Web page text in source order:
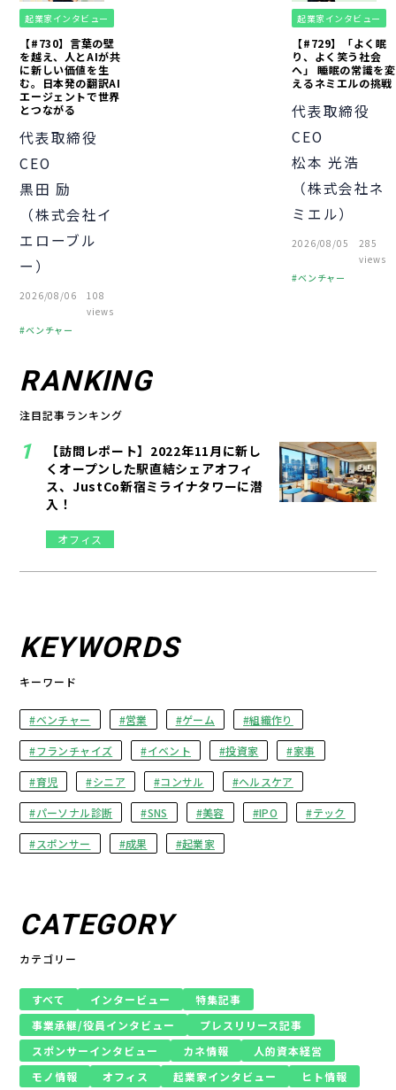
起業家インタビュー
【#730】言葉の壁
を越え、人とAIが共
に新しい価値を生
む。日本発の翻訳AI
エージェントで世界
とつながる
代表取締役
CEO
黒田 励
（株式会社イ
エローブル
ー）
2026/08/06
108
views
ベンチャー
組織づくり
経営知識
起業家インタビュー
【#729】「よく眠
り、よく笑う社会
へ」 睡眠の常識を変
えるネミエルの挑戦
代表取締役
CEO
松本 光浩
（株式会社ネ
ミエル）
2026/08/05
285
views
ベンチャー
RANKING
注目記事ランキング
【訪問レポート】2022年11月に新し
くオープンした駅直結シェアオフィ
ス、JustCo新宿ミライナタワーに潜
入！
オフィス
KEYWORDS
キーワード
ベンチャー 営業 ゲーム 組織作り
フランチャイズ イベント 投資家 家事
育児 シニア コンサル ヘルスケア
パーソナル診断 SNS 美容 IPO テック
スポンサー 成果 起業家
CATEGORY
カテゴリー
すべて インタービュー
特集記事
事業承継/役員インタビュー
プレスリリース記事
スポンサーインタビュー
カネ情報
人的資本経営
モノ情報
オフィス 起業家インタビュー ヒト情報